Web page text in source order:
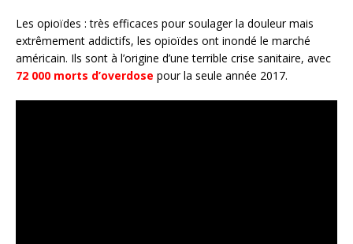
Les opioïdes : très efficaces pour soulager la douleur mais
extrêmement addictifs, les opioïdes ont inondé le marché
américain. Ils sont à l’origine d’une terrible crise sanitaire, avec
72 000 morts d’overdose pour la seule année 2017.